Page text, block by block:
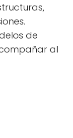
de
al